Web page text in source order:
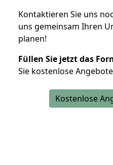
Kontaktieren Sie uns
uns gemeinsam Ihren
planen!
Füllen Sie jetzt das
Sie kostenlose
Kostenlose